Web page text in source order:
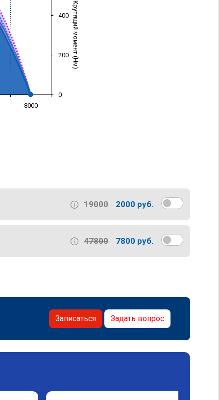
Крутящий момент (Нм)
8000
0
200
400
19000 2000 руб.
47800 7800 руб.
Записаться Задать вопрос